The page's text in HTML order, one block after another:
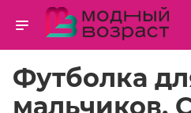
Футболка
мальчиков,